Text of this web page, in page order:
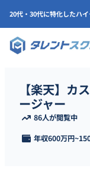
20代・30代に特化したハ
【楽天】カ
ージャー
86人が閲覧中
年収600万円~